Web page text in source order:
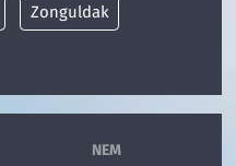
Zonguldak
NEM